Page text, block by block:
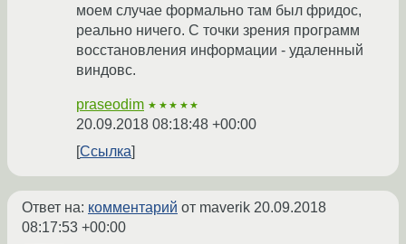
моем случае формально там был фридос,
реально ничего. С точки зрения программ
восстановления информации - удаленный
виндовс.
praseodim ★★★★★
20.09.2018 08:18:48 +00:00
Ссылка
Ответ на: комментарий от maverik 20.09.2018
08:17:53 +00:00